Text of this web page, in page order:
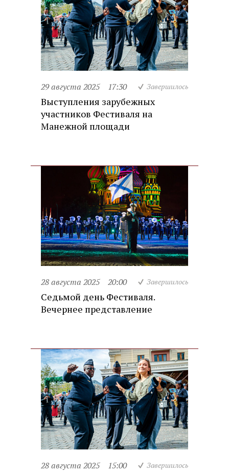
29 августа 2025 17:30 Завершилось
Выступления зарубежных
участников Фестиваля на
Манежной площади
28 августа 2025 20:00 Завершилось
Седьмой день Фестиваля.
Вечернее представление
28 августа 2025 15:00 Завершилось